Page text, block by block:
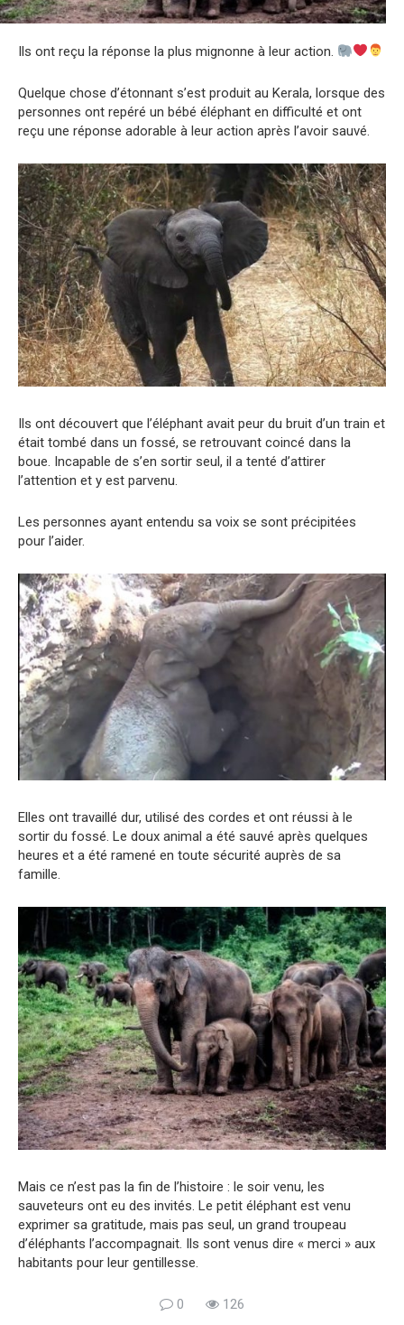
Ils ont reçu la réponse la plus mignonne à leur action.
Quelque chose d’étonnant s’est produit au Kerala, lorsque des
personnes ont repéré un bébé éléphant en difficulté et ont
reçu une réponse adorable à leur action après l’avoir sauvé.
Ils ont découvert que l’éléphant avait peur du bruit d’un train et
était tombé dans un fossé, se retrouvant coincé dans la
boue. Incapable de s’en sortir seul, il a tenté d’attirer
l’attention et y est parvenu.
Les personnes ayant entendu sa voix se sont précipitées
pour l’aider.
Elles ont travaillé dur, utilisé des cordes et ont réussi à le
sortir du fossé. Le doux animal a été sauvé après quelques
heures et a été ramené en toute sécurité auprès de sa
famille.
Mais ce n’est pas la fin de l’histoire : le soir venu, les
sauveteurs ont eu des invités. Le petit éléphant est venu
exprimer sa gratitude, mais pas seul, un grand troupeau
d’éléphants l’accompagnait. Ils sont venus dire « merci » aux
habitants pour leur gentillesse.
0 126